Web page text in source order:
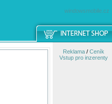
windowsmobile.cz
Reklama/ Ceník
Vstup pro inzerenty